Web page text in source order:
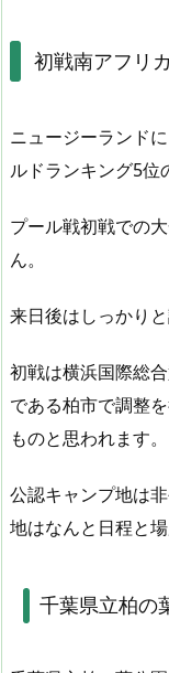
初戦南アフリ
ニュージーランド
ルドランキング5位
プール戦初戦での
ん。
来日後はしっかり
初戦は横浜国際総
である柏市で調整
ものと思われます。
公認キャンプ地は
地はなんと日程と
千葉県立柏の